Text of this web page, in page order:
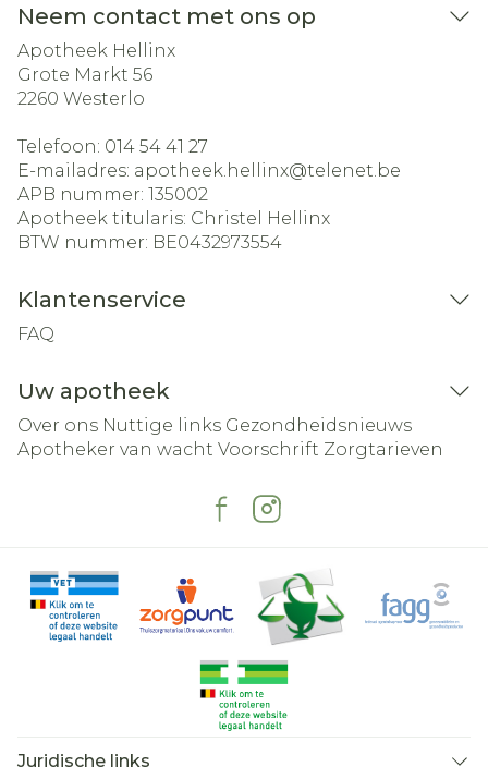
Neem contact met ons op
Apotheek Hellinx
Grote Markt 56
2260 Westerlo
Telefoon: 014 54 41 27
E-mailadres: apotheek.hellinx@telenet.be
APB nummer: 135002
Apotheek titularis: Christel Hellinx
BTW nummer: BE0432973554
Klantenservice
FAQ
Uw apotheek
Over ons Nuttige links Gezondheidsnieuws
Apotheker van wacht Voorschrift Zorgtarieven
Juridische links